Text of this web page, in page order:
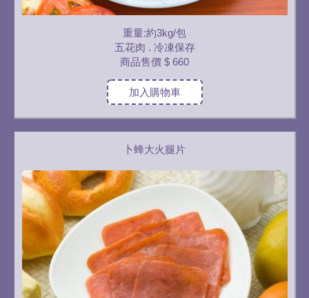
重量:約3kg/包
五花肉 . 冷凍保存
商品售價 $ 660
加入購物車
卜蜂大火腿片